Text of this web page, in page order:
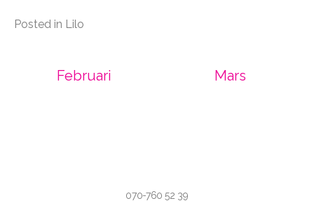
Posted in Lilo
Februari Mars
070-760 52 39